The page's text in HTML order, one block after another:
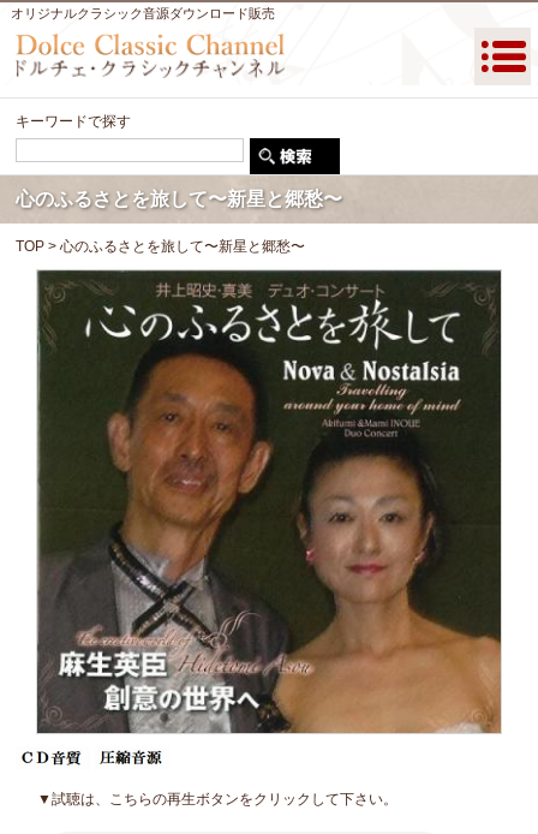
オリジナルクラシック音源ダウンロード販売
キーワードで探す
心のふるさとを旅して〜新星と郷愁〜
TOP > 心のふるさとを旅して〜新星と郷愁〜
▼試聴は、こちらの再生ボタンをクリックして下さい。